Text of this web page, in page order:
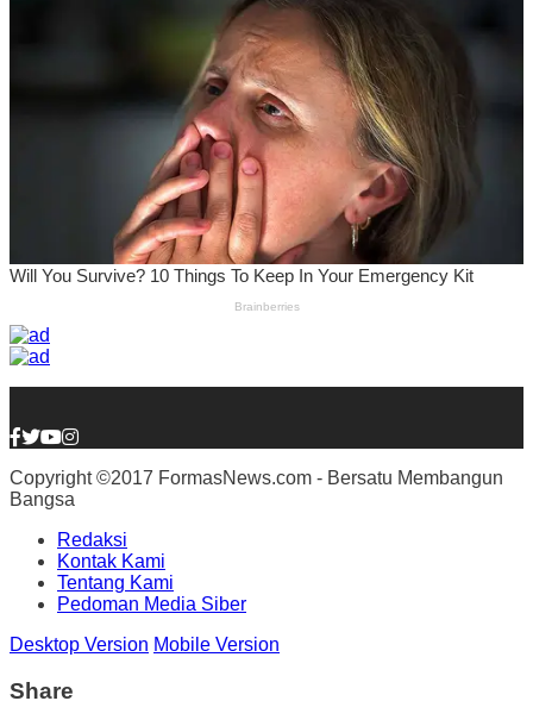
Copyright ©2017 FormasNews.com - Bersatu Membangun
Bangsa
Redaksi
Kontak Kami
Tentang Kami
Pedoman Media Siber
Desktop Version Mobile Version
Share